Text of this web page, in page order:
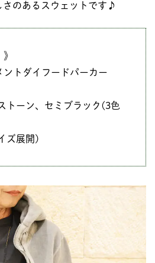
さのあるスウェットです♪
ントダイフードパーカー
トーン、セミブラック(3色
ズ展開)